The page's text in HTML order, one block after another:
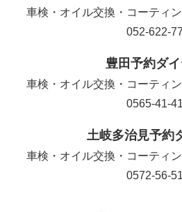
車検・オイル交換・コーティ
052-622-
豊田予約ダ
車検・オイル交換・コーティ
0565-41-
土岐多治見予約
車検・オイル交換・コーティ
0572-56-